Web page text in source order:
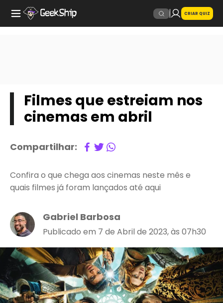
CRIAR QUIZ
Filmes que estreiam nos
cinemas em abril
Compartilhar:
Confira o que chega aos cinemas neste mês e
quais filmes já foram lançados até aqui
Gabriel Barbosa
Publicado em 7 de Abril de 2023, às 07h30